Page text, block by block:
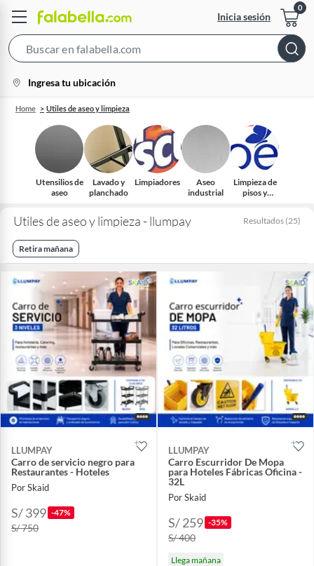
Inicia sesión
Bar
location-
icon
Ingresa tu ubicación
Home Utiles de aseo y limpieza
Utensilios de
aseo
Lavado y
planchado
Limpiadores
Aseo
industrial
Limpieza de
pisos y
Utiles de aseo y limpieza - llumpay Resultados (25)
Retira mañana
LLUMPAY
Carro de servicio negro para
Restaurantes - Hoteles
Por Skaid
S/ 399 -47%
S/ 750
LLUMPAY
Carro Escurridor De Mopa
para Hoteles Fábricas Oficina -
32L
Por Skaid
S/ 259 -35%
S/ 400
Llega mañana